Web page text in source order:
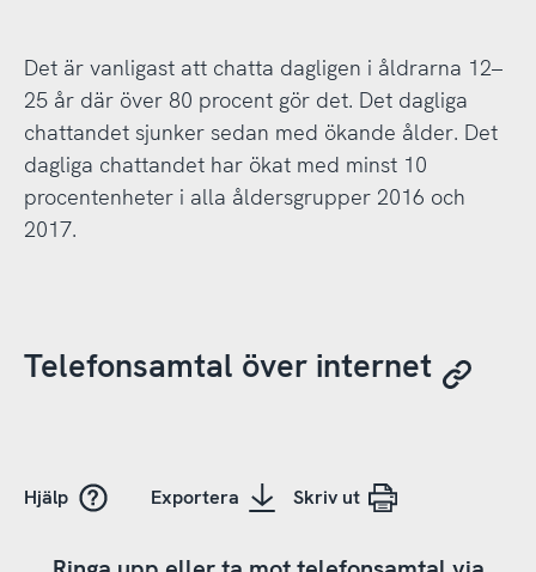
Det är vanligast att chatta dagligen i åldrarna 12–
25 år där över 80 procent gör det. Det dagliga
chattandet sjunker sedan med ökande ålder. Det
dagliga chattandet har ökat med minst 10
procentenheter i alla åldersgrupper 2016 och
2017.
Telefonsamtal över internet
Hjälp Exportera Skriv ut